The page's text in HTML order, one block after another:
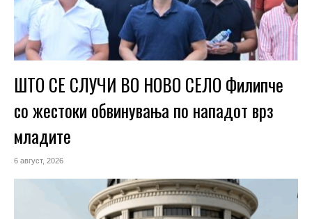
ШТО СЕ СЛУЧИ ВО НОВО СЕЛО Филипче
со жестоки обвинувања по нападот врз
младите
6 август, 2026